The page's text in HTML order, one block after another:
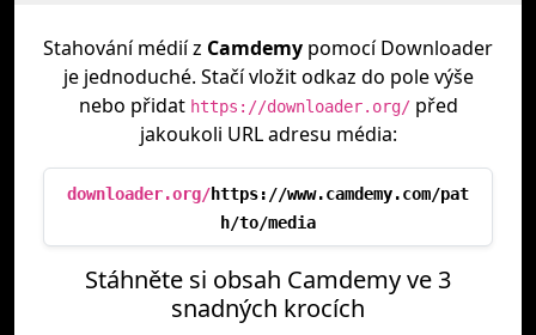
Stahování médií z Camdemy pomocí Downloader
je jednoduché. Stačí vložit odkaz do pole výše
nebo přidat https://downloader.org/před
jakoukoli URL adresu média:
downloader.org/https://www.camdemy.com/pat
h/to/media
Stáhněte si obsah Camdemy ve 3
snadných krocích